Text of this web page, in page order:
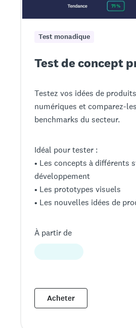
Test monadique
Test de concept
Testez vos idées de
numériques et comparez-
benchmarks du secteur.
Idéal pour tester :
• Les concepts à différents
développement
• Les prototypes visuels
• Les nouvelles idées de
À partir de
Acheter